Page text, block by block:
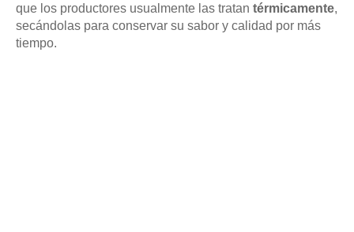
que los productores usualmente las tratan térmicamente,
secándolas para conservar su sabor y calidad por más
tiempo.